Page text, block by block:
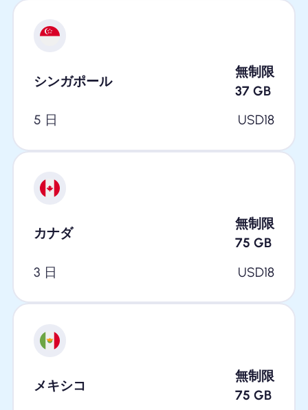
シンガポール
無制限
37 GB
5 日
USD18
カナダ
無制限
75 GB
3 日
USD18
メキシコ
無制限
75 GB